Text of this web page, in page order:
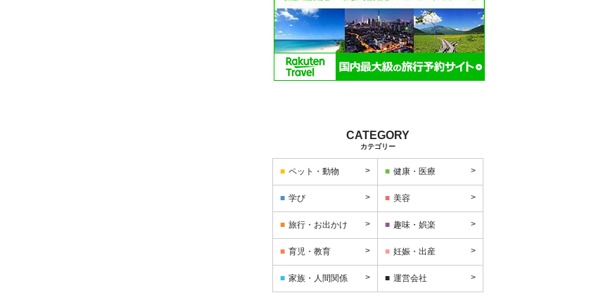
カテゴリー
ペット・動物 健康・医療
学び 美容
旅行・お出かけ 趣味・娯楽
育児・教育 妊娠・出産
家族・人間関係 運営会社